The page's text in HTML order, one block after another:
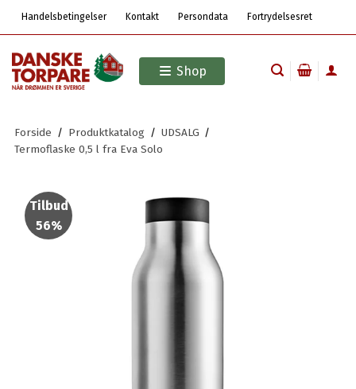
Handelsbetingelser Kontakt Persondata Fortrydelsesret
Shop
Forside / Produktkatalog / UDSALG /
Termoflaske 0,5 l fra Eva Solo
Tilbud
56%